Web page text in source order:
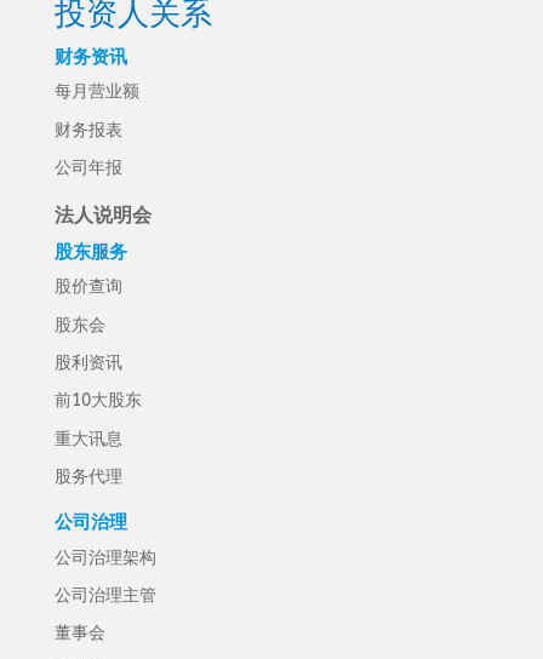
投资人关系
财务资讯
每月营业额
财务报表
公司年报
法人说明会
股东服务
股价查询
股东会
股利资讯
前10大股东
重大讯息
股务代理
公司治理
公司治理架构
公司治理主管
董事会